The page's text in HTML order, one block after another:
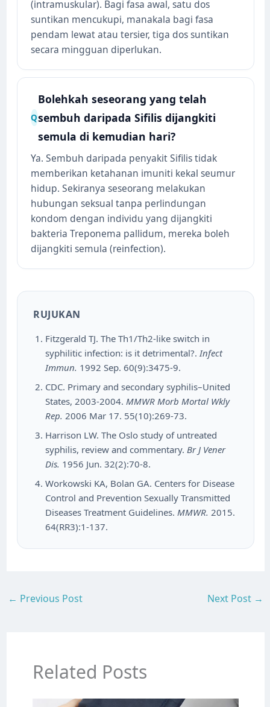
(intramuskular). Bagi fasa awal, satu dos
suntikan mencukupi, manakala bagi fasa
pendam lewat atau tersier, tiga dos suntikan
secara mingguan diperlukan.
Q
Bolehkah seseorang yang telah
sembuh daripada Sifilis dijangkiti
semula di kemudian hari?
Ya. Sembuh daripada penyakit Sifilis tidak
memberikan ketahanan imuniti kekal seumur
hidup. Sekiranya seseorang melakukan
hubungan seksual tanpa perlindungan
kondom dengan individu yang dijangkiti
bakteria Treponema pallidum, mereka boleh
dijangkiti semula (reinfection).
RUJUKAN
Fitzgerald TJ. The Th1/Th2-like switch in
syphilitic infection: is it detrimental?. Infect
Immun. 1992 Sep. 60(9):3475-9.
CDC. Primary and secondary syphilis–United
States, 2003-2004. MMWR Morb Mortal Wkly
Rep. 2006 Mar 17. 55(10):269-73.
Harrison LW. The Oslo study of untreated
syphilis, review and commentary. Br J Vener
Dis. 1956 Jun. 32(2):70-8.
Workowski KA, Bolan GA. Centers for Disease
Control and Prevention Sexually Transmitted
Diseases Treatment Guidelines. MMWR. 2015.
64(RR3):1-137.
← Previous Post Next Post →
Related Posts